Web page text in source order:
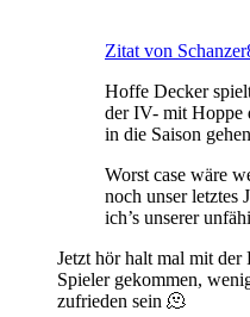
Zitat von
Hoffe Decker
der IV- mit Hoppe
in die Saison
Worst case wäre
noch unser
ich’s unserer
Jetzt hör halt mal mit der
Spieler gekommen,
zufrieden sein 🫠